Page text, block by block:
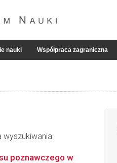
nauki Współpraca zagraniczna
wyszukiwania:
poznawczego w